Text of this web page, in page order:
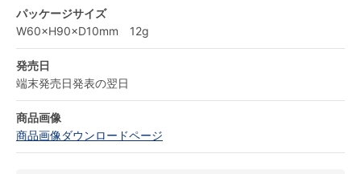
パッケージサイズ
W60×H90×D10mm 12g
発売日
端末発売日発表の翌日
商品画像
商品画像ダウンロードページ